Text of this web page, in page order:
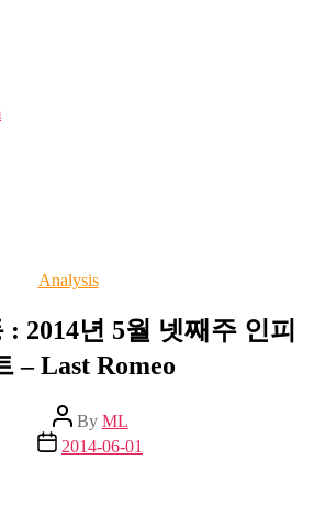
Categories
Analysis
2014년 5월 넷째주 인피
– Last Romeo
Post
author
By ML
Post
date
2014-06-01